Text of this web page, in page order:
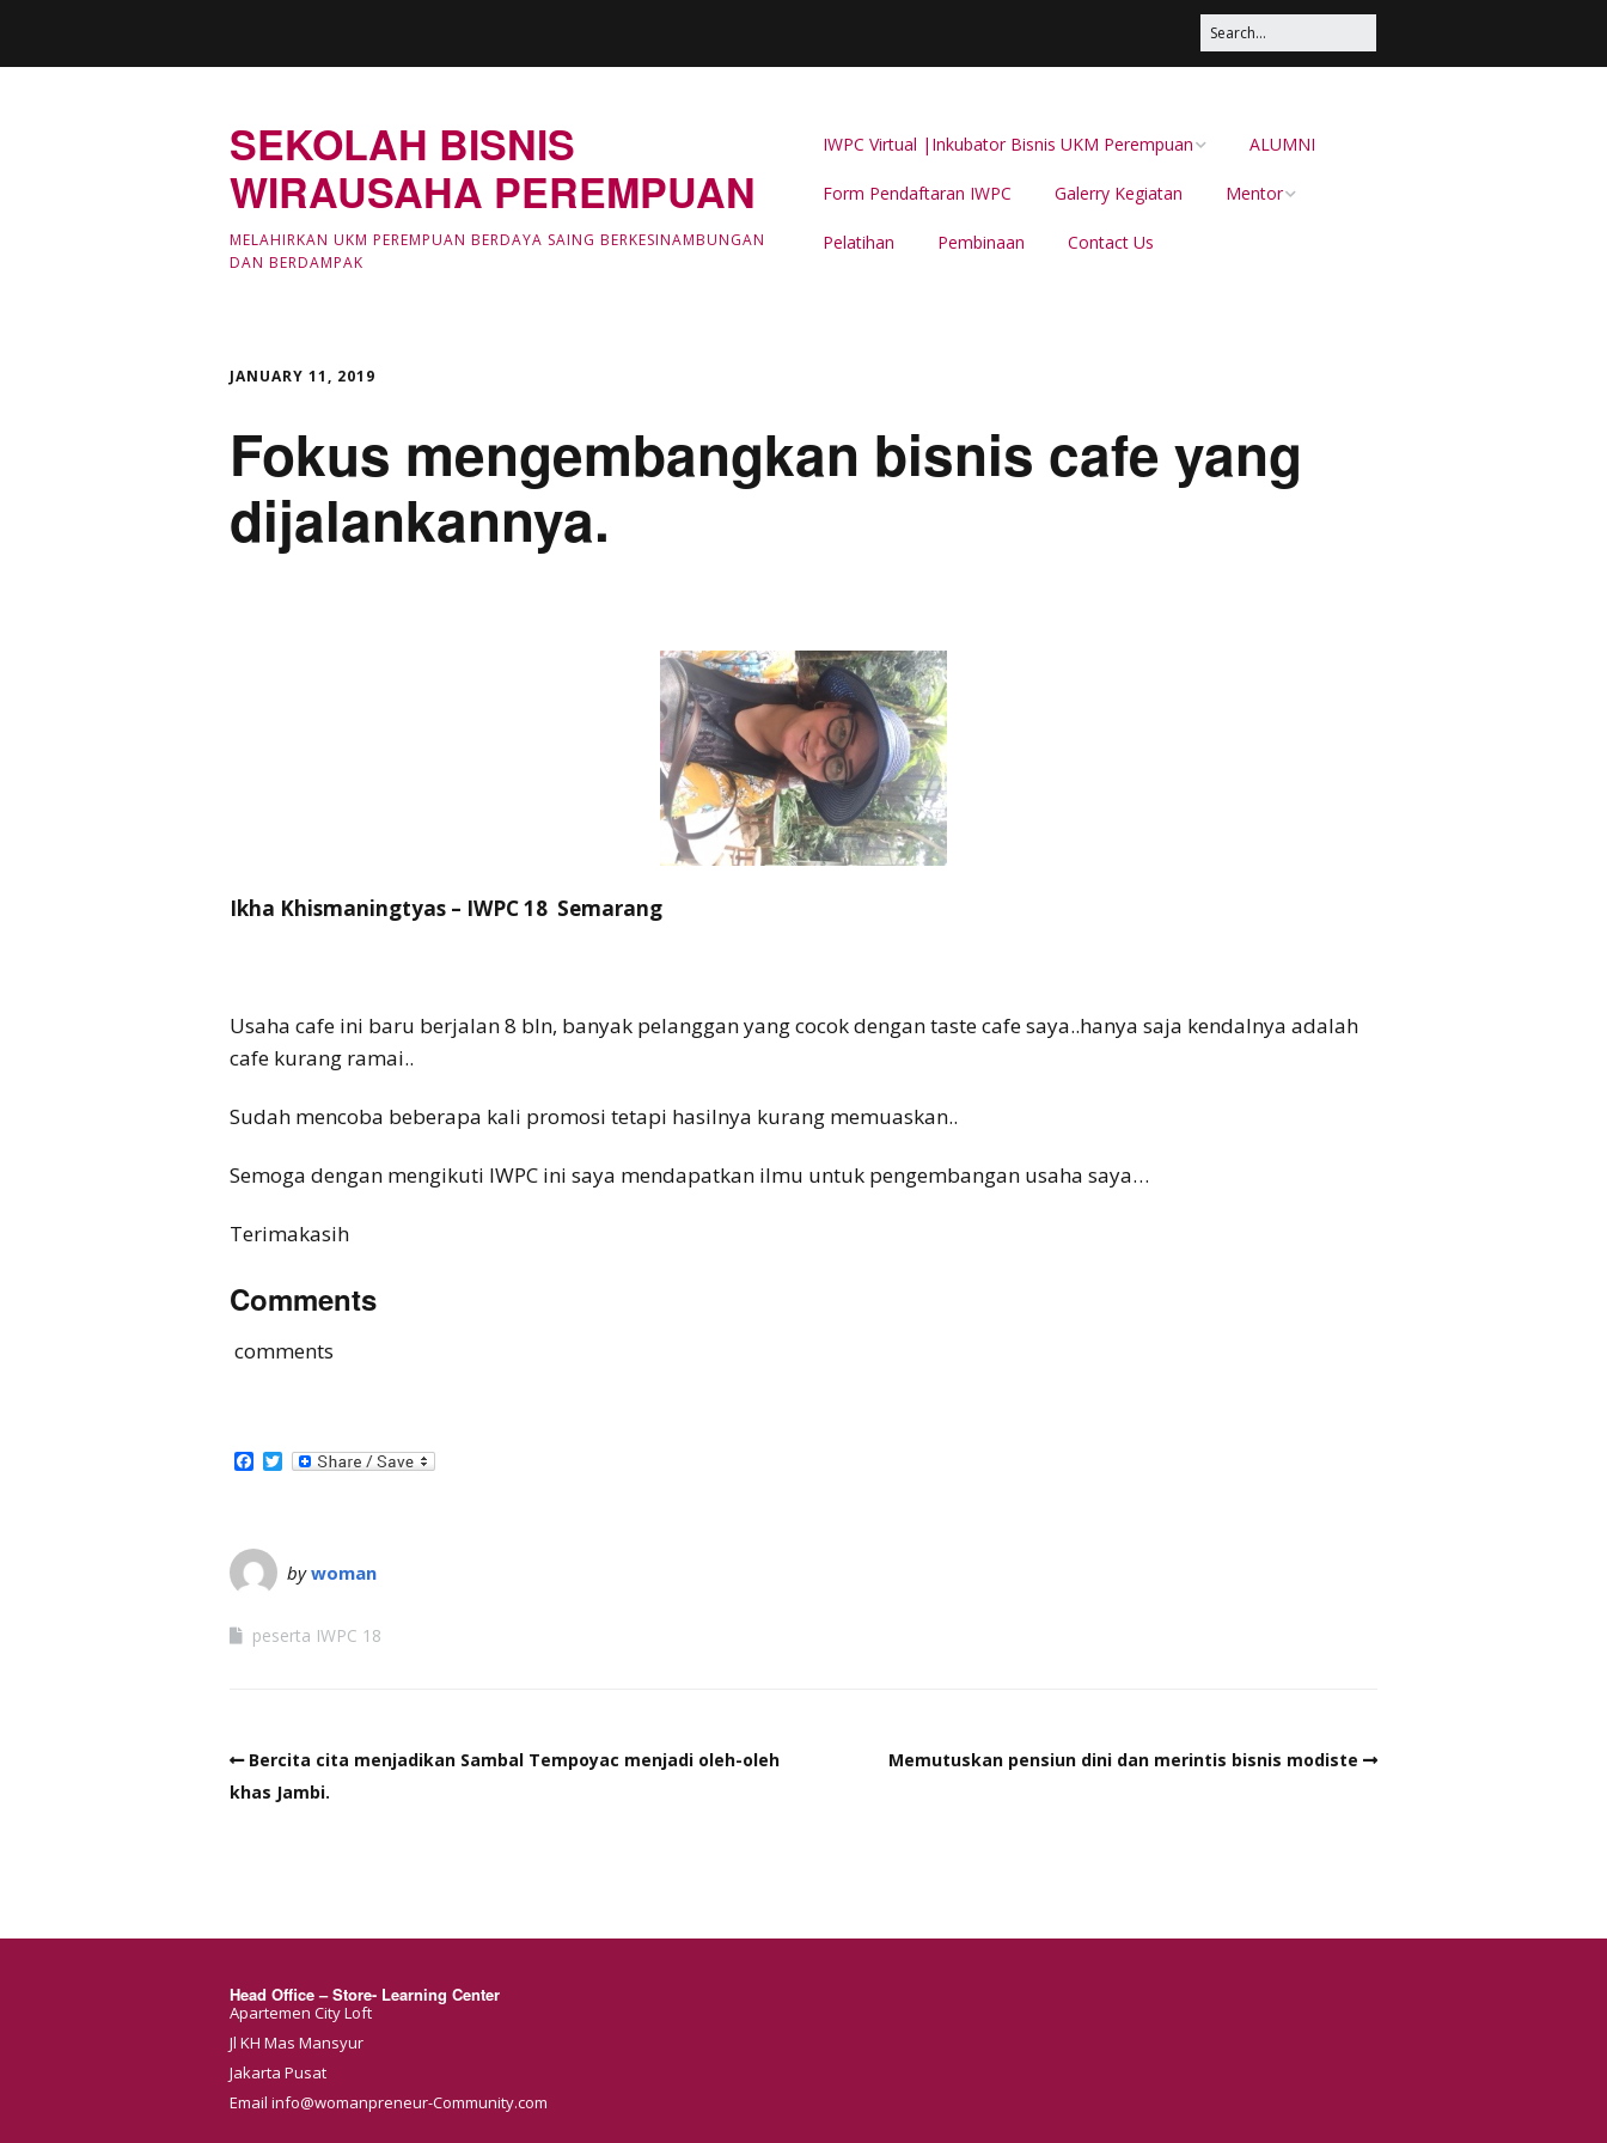
SEKOLAH BISNIS
WIRAUSAHA PEREMPUAN
MELAHIRKAN UKM PEREMPUAN BERDAYA SAING BERKESINAMBUNGAN
DAN BERDAMPAK
IWPC Virtual |Inkubator Bisnis UKM Perempuan
Latar Belakang
LIPUTAN & BERITA IWPC
ALUMNI
Form Pendaftaran IWPC Galerry Kegiatan Mentor
Menduniakan Produk
Lokal Bersama JAVARA
Pelatihan Pembinaan Contact Us
JANUARY 11, 2019
Fokus mengembangkan bisnis cafe yang
dijalankannya.
Ikha Khismaningtyas – IWPC 18 Semarang
Usaha cafe ini baru berjalan 8 bln, banyak pelanggan yang cocok dengan taste cafe saya..hanya saja kendalnya adalah
cafe kurang ramai..
Sudah mencoba beberapa kali promosi tetapi hasilnya kurang memuaskan..
Semoga dengan mengikuti IWPC ini saya mendapatkan ilmu untuk pengembangan usaha saya…
Terimakasih
Comments
comments
Facebook
Twitter
bywoman
peserta IWPC 18
Bercita cita menjadikan Sambal Tempoyac menjadi oleh-oleh
khas Jambi.
Memutuskan pensiun dini dan merintis bisnis modiste
Head Office – Store- Learning Center
Apartemen City Loft
Jl KH Mas Mansyur
Jakarta Pusat
Email info@womanpreneur-Community.com